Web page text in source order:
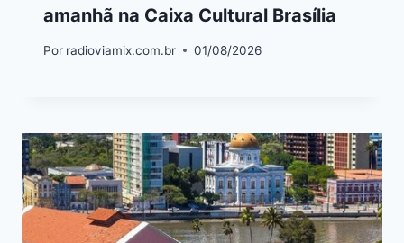
amanhã na Caixa Cultural Brasília
Por radioviamix.com.br 01/08/2026